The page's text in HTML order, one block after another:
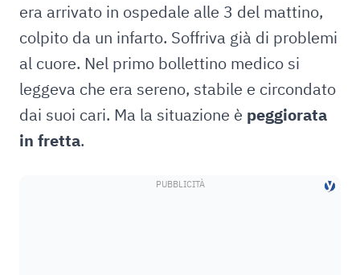
era arrivato in ospedale alle 3 del mattino,
colpito da un infarto. Soffriva già di problemi
al cuore. Nel primo bollettino medico si
leggeva che era sereno, stabile e circondato
dai suoi cari. Ma la situazione è peggiorata
in fretta.